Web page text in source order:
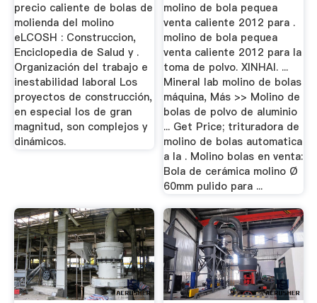
precio caliente de bolas de
molienda del molino
eLCOSH : Construccion,
Enciclopedia de Salud y .
Organización del trabajo e
inestabilidad laboral Los
proyectos de construcción,
en especial los de gran
magnitud, son complejos y
dinámicos.
molino de bola pequea
venta caliente 2012 para .
molino de bola pequea
venta caliente 2012 para la
toma de polvo. XINHAI. ...
Mineral lab molino de bolas
máquina, Más >> Molino de
bolas de polvo de aluminio
... Get Price; trituradora de
molino de bolas automatica
a la . Molino bolas en venta:
Bola de cerámica molino Ø
60mm pulido para ...